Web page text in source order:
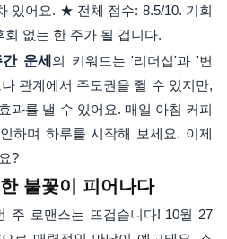
있어요. ★ 전체 점수: 8.5/10. 기회
없는 한 주가 될 겁니다.
운세 의 키워드는 '리더십'과 '변
관계에서 주도권을 쥘 수 있지만,
과를 낼 수 있어요. 매일 아침 커피
하며 하루를 시작해 보세요. 이제
?
불꽃이 피어나다
주 로맨스는 뜨겁습니다! 10월 27